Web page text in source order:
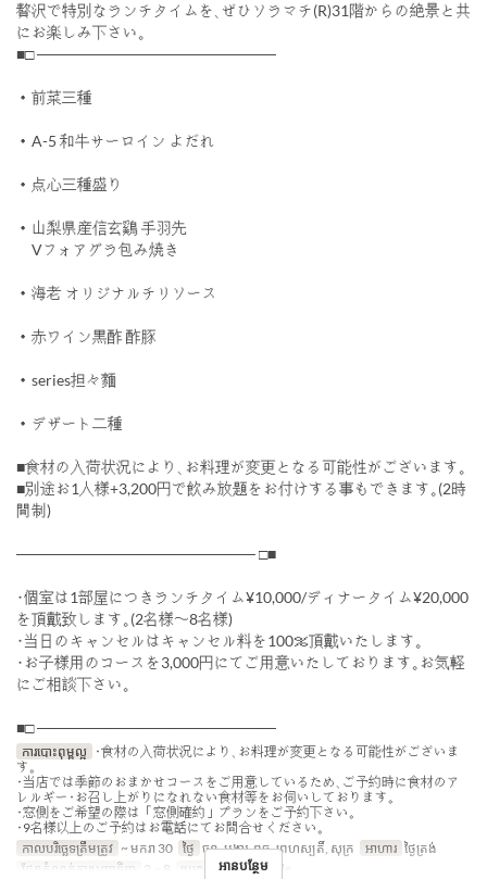
贅沢で特別なランチタイムを､ぜひソラマチ(R)31階からの絶景と共
にお楽しみ下さい｡
■□ ──────────────────────
・前菜三種
・A-5 和牛サーロイン よだれ
・点心三種盛り
・山梨県産信玄鷄 手羽先
Vフォアグラ包み焼き
・海老 オリジナルチリソース
・赤ワイン黒酢 酢豚
・series担々麵
・デザート二種
■食材の入荷状況により､お料理が変更となる可能性がございます｡
■別途お1人様+3,200円で飲み放題をお付けする事もできます｡(2時
間制)
────────────────────── □■
･個室は1部屋につきランチタイム¥10,000/ディナータイム¥20,000
を頂戴致します｡(2名様〜8名様)
･当日のキャンセルはキャンセル料を100％頂戴いたします｡
･お子様用のコースを3,000円にてご用意いたしております｡お気軽
にご相談下さい｡
■□ ──────────────────────
ការបោះពុម្ពល្អ
･食材の入荷状況により､お料理が変更となる可能性がございま
す｡
･当店では季節のおまかせコースをご用意しているため､ご予約時に食材のア
レルギー･お召し上がりになれない食材等をお伺いしております｡
･窓側をご希望の際は「窓側確約」プランをご予約下さい｡
･9名様以上のご予約はお電話にてお問合せください｡
កាលបរិច្ឆេទត្រឹមត្រូវ ~ មករា 30 ថ្ងៃ ចន្ទ, អង្គារ, ពុធ, ព្រហស្បតិ៍, សុក្រ អាហារ ថ្ងៃត្រង់
ដែនកំណត់ការបញ្ជាទិញ
2 ~ 8 ប្រភេទកន្រ្ត័តាំង Table
អានបន្ថែម